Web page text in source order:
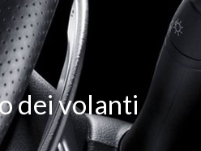
dei volanti